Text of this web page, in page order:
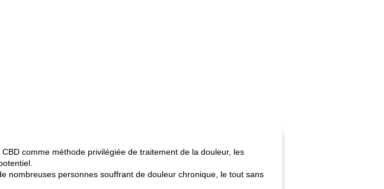
comme méthode privilégiée de traitement de la douleur, les
nombreuses personnes souffrant de douleur chronique, le tout sans